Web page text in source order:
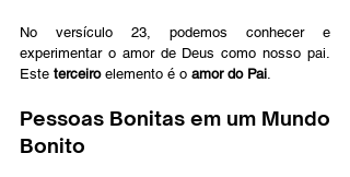
No versículo 23, podemos conhecer e
experimentar o amor de Deus como nosso pai.
Este terceiro elemento é o amor do Pai
Pessoas Bonitas em um Mundo
Bonito